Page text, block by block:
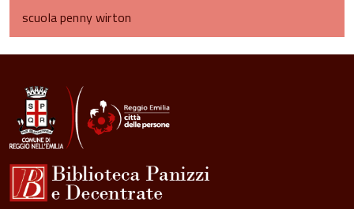
scuola penny wirton
all'inizio
contenuto